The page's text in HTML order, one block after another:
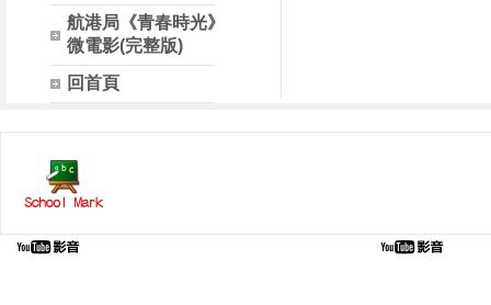
航港局《青春時光》
微電影(完整版)
回首頁